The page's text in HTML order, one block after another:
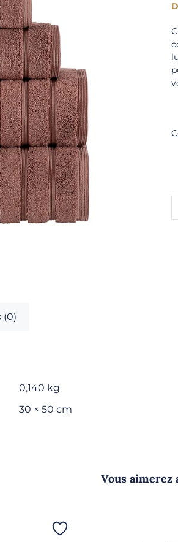
(0)
0,140 kg
30 × 50 cm
Vous aimerez